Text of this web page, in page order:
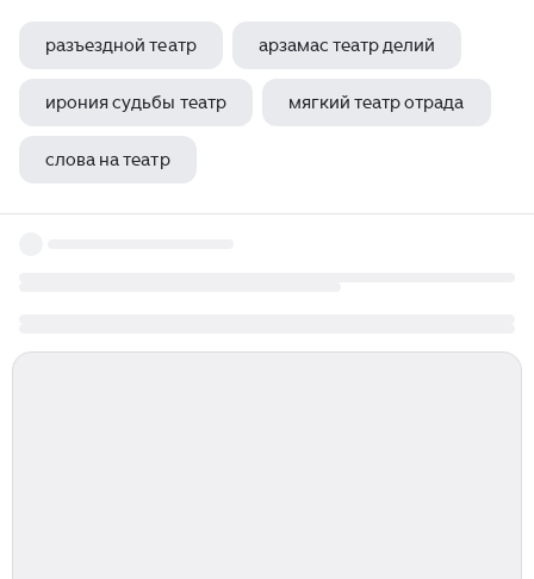
разъездной театр арзамас театр делий
ирония судьбы театр мягкий театр отрада
слова на театр